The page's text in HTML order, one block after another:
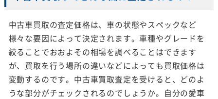
中古車買取の査定価格は、車の状態やスペックなど
様々な要因によって決定されます。車種やグレードを
絞ることでおおよその相場を調べることはできます
が、買取を行う場所の違いなどによっても買取価格は
変動するのです。中古車買取査定を受けると、どのよ
うな部分がチェックされるのでしょうか。自分の愛車